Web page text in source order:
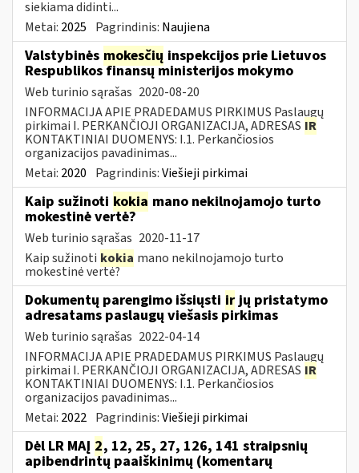
siekiama didinti...
Metai: 2025 Pagrindinis: Naujiena
Valstybinės mokesčių inspekcijos prie Lietuvos
Respublikos finansų ministerijos mokymo
Web turinio sąrašas 2020-08-20
INFORMACIJA APIE PRADEDAMUS PIRKIMUS Paslaugų
pirkimai I. PERKANČIOJI ORGANIZACIJA, ADRESAS IR
KONTAKTINIAI DUOMENYS: I.1. Perkančiosios
organizacijos pavadinimas...
Metai: 2020 Pagrindinis:Viešieji pirkimai
Kaip sužinoti kokia mano nekilnojamojo turto
mokestinė vertė?
Web turinio sąrašas 2020-11-17
Kaip sužinoti kokia mano nekilnojamojo turto
mokestinė vertė?
Dokumentų parengimo išsiųsti irjų pristatymo
adresatams paslaugų viešasis pirkimas
Web turinio sąrašas 2022-04-14
INFORMACIJA APIE PRADEDAMUS PIRKIMUS Paslaugų
pirkimai I. PERKANČIOJI ORGANIZACIJA, ADRESAS IR
KONTAKTINIAI DUOMENYS: I.1. Perkančiosios
organizacijos pavadinimas...
Metai: 2022 Pagrindinis:Viešieji pirkimai
Dėl LR MAĮ 2, 12, 25, 27, 126, 141 straipsnių
apibendrintų paaiškinimų (komentarų